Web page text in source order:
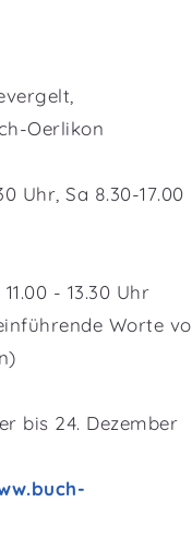
Oerlikon
Uhr, Sa 8.30-17.00
- 13.30 Uhr
Worte
bis 24. Dezember